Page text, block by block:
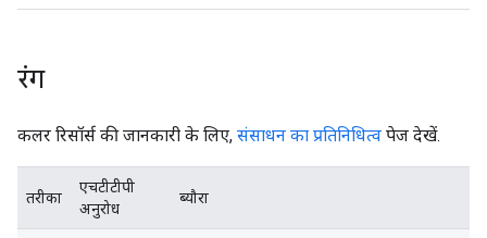
रंग
कलर रिसॉर्स की जानकारी के लिए, संसाधन का प्रतिनिधित्व पेज देखें.
तरीका
एचटीटीपी
अनुरोध
ब्यौरा